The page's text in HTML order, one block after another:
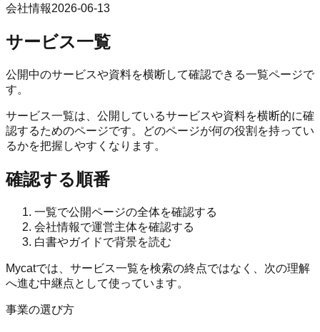
会社情報2026-06-13
サービス一覧
公開中のサービスや資料を横断して確認できる一覧ページで
す。
サービス一覧は、公開しているサービスや資料を横断的に確
認するためのページです。どのページが何の役割を持ってい
るかを把握しやすくなります。
確認する順番
一覧で公開ページの全体を確認する
会社情報で運営主体を確認する
白書やガイドで背景を読む
Mycatでは、サービス一覧を検索の終点ではなく、次の理解
へ進む中継点として使っています。
事業の選び方